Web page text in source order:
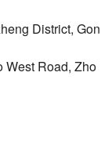
District, Gon
West Road, Zho